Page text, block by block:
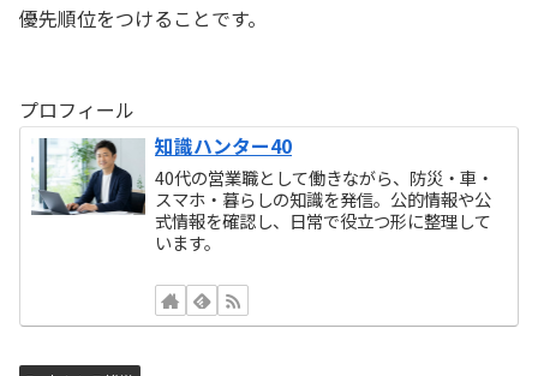
優先順位をつけることです。
プロフィール
知識ハンター40
40代の営業職として働きながら、防災・車・
スマホ・暮らしの知識を発信。公的情報や公
式情報を確認し、日常で役立つ形に整理して
います。